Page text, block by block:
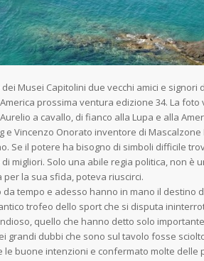
Musei Capitolini due vecchi amici e
prossima ventura edizione 34. La
a cavallo, di fianco alla Lupa e alla
e Vincenzo Onorato inventore di
Se il potere ha bisogno di simboli difficile
migliori. Solo una abile regia politica, non è
per la sua sfida, poteva riuscirci.
da tempo e adesso hanno in mano il destino
trofeo dello sport che si disputa
quello che hanno detto solo
grandi dubbi che sono sul tavolo fosse
le buone intenzioni e confermato molte delle